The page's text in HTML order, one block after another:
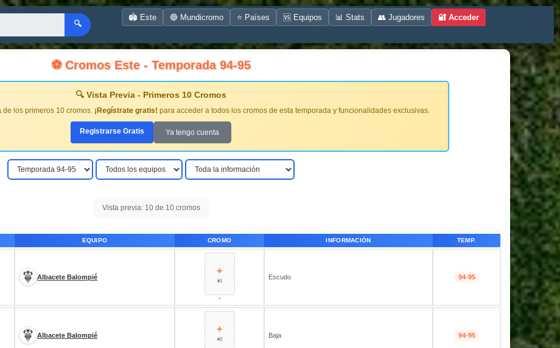
🔍
🏟️ Este 🔵 Mundicromo ⭐ Países 🆚 Equipos 📊 Stats 👥 Jugadores 🔐 Acceder
⚽ Cromos Este - Temporada 94-95
🔍 Vista Previa - Primeros 10 Cromos
de los primeros 10 cromos. ¡Regístrate gratis! para acceder a todos los cromos de esta temporada y funcionalidades exclusivas.
Registrarse Gratis Ya tengo cuenta
Vista previa: 10 de 10 cromos
EQUIPO CROMO INFORMACIÓN TEMP.
Albacete Balompié
+
#1
+
Escudo 94-95
Albacete Balompié
+
#2
Baja 94-95